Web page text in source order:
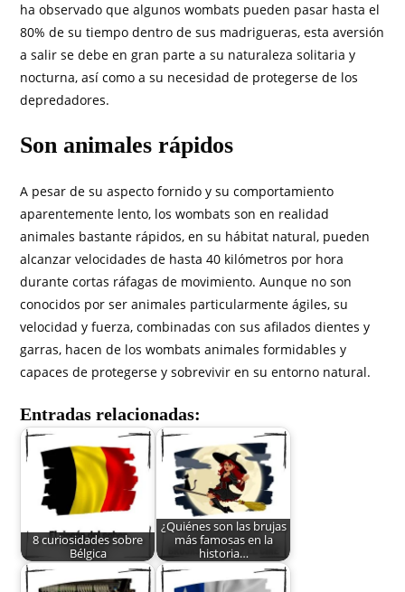
ha observado que algunos wombats pueden pasar hasta el
80% de su tiempo dentro de sus madrigueras, esta aversión
a salir se debe en gran parte a su naturaleza solitaria y
nocturna, así como a su necesidad de protegerse de los
depredadores.
Son animales rápidos
A pesar de su aspecto fornido y su comportamiento
aparentemente lento, los wombats son en realidad
animales bastante rápidos, en su hábitat natural, pueden
alcanzar velocidades de hasta 40 kilómetros por hora
durante cortas ráfagas de movimiento. Aunque no son
conocidos por ser animales particularmente ágiles, su
velocidad y fuerza, combinadas con sus afilados dientes y
garras, hacen de los wombats animales formidables y
capaces de protegerse y sobrevivir en su entorno natural.
Entradas relacionadas:
8 curiosidades sobre
Bélgica
¿Quiénes son las brujas
más famosas en la
historia…